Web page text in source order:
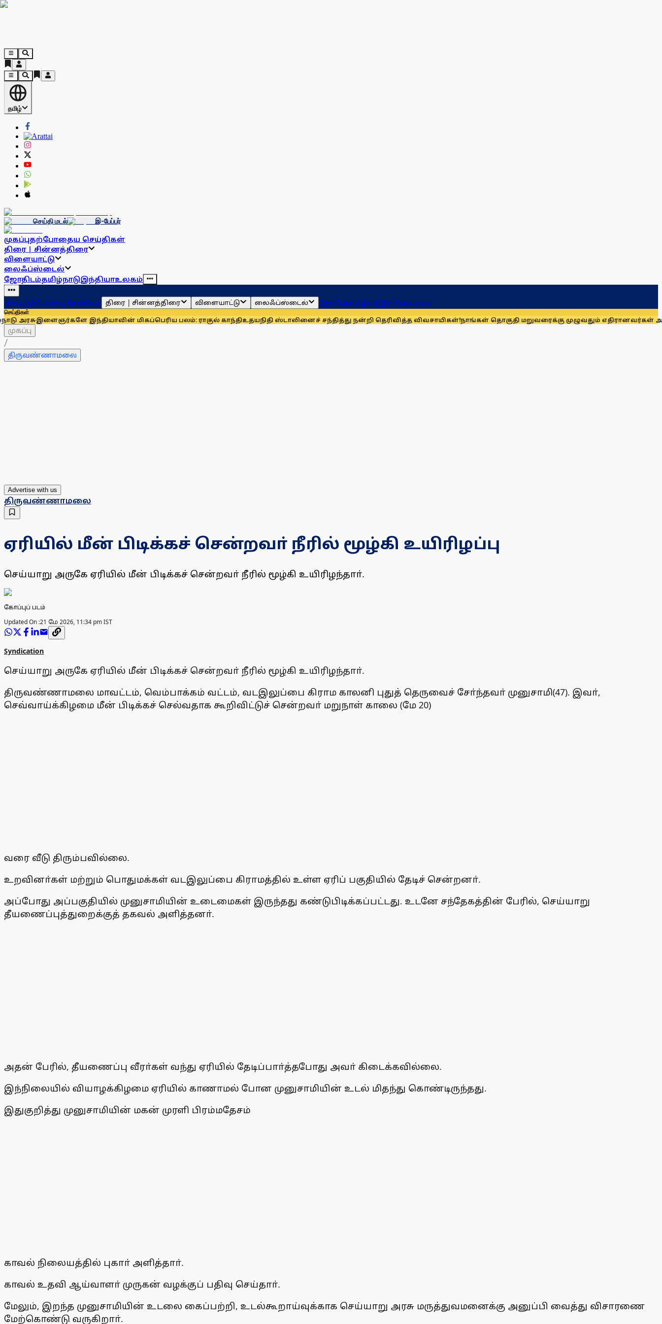
தமிழ்
செய்தி மடல் இ-பேப்பர்
முகப்புதற்போதைய செய்திகள்
திரை | சின்னத்திரை
விளையாட்டு
லைஃப்ஸ்டைல்
ஜோதிடம்தமிழ்நாடுஇந்தியாஉலகம்
முகப்புதற்போதைய செய்திகள் திரை | சின்னத்திரை விளையாட்டு லைஃப்ஸ்டைல் ஜோதிடம்தமிழ்நாடுஇந்தியாஉலகம்
செய்திகள்
இந்தியாவின் மிகப்பெரிய பலம்: ராகுல் காந்திஉதயநிதி ஸ்டாலினைச் சந்தித்து நன்றி தெரிவித்த விவசாயிகள்!நாங்கள் தொகுதி மறுவரைக்கு முழுவதும் எதிரானவர்கள் அல்லர்:
முகப்பு
/
திருவண்ணாமலை
Advertise with us
திருவண்ணாமலை
ஏரியில் மீன் பிடிக்கச் சென்றவா் நீரில் மூழ்கி உயிரிழப்பு
செய்யாறு அருகே ஏரியில் மீன் பிடிக்கச் சென்றவா் நீரில் மூழ்கி உயிரிழந்தாா்.
கோப்புப் படம்
Updated On :21 மே 2026, 11:34 pm IST
Syndication
செய்யாறு அருகே ஏரியில் மீன் பிடிக்கச் சென்றவா் நீரில் மூழ்கி உயிரிழந்தாா்.
திருவண்ணாமலை மாவட்டம், வெம்பாக்கம் வட்டம், வடஇலுப்பை கிராம காலனி புதுத் தெருவைச் சோ்ந்தவா் முனுசாமி(47). இவா்,
செவ்வாய்க்கிழமை மீன் பிடிக்கச் செல்வதாக கூறிவிட்டுச் சென்றவா் மறுநாள் காலை (மே 20)
வரை வீடு திரும்பவில்லை.
உறவினா்கள் மற்றும் பொதுமக்கள் வடஇலுப்பை கிராமத்தில் உள்ள ஏரிப் பகுதியில் தேடிச் சென்றனா்.
அப்போது அப்பகுதியில் முனுசாமியின் உடைமைகள் இருந்தது கண்டுபிடிக்கப்பட்டது. உடனே சந்தேகத்தின் பேரில், செய்யாறு
தீயணைப்புத்துறைக்குத் தகவல் அளித்தனா்.
அதன் பேரில், தீயணைப்பு வீரா்கள் வந்து ஏரியில் தேடிப்பாா்த்தபோது அவா் கிடைக்கவில்லை.
இந்நிலையில் வியாழக்கிழமை ஏரியில் காணாமல் போன முனுசாமியின் உடல் மிதந்து கொண்டிருந்தது.
இதுகுறித்து முனுசாமியின் மகன் முரளி பிரம்மதேசம்
காவல் நிலையத்தில் புகாா் அளித்தாா்.
காவல் உதவி ஆய்வாளா் முருகன் வழக்குப் பதிவு செய்தாா்.
மேலும், இறந்த முனுசாமியின் உடலை கைப்பற்றி, உடல்கூறாய்வுக்காக செய்யாறு அரசு மருத்துவமனைக்கு அனுப்பி வைத்து விசாரணை
மேற்கொண்டு வருகிறாா்.